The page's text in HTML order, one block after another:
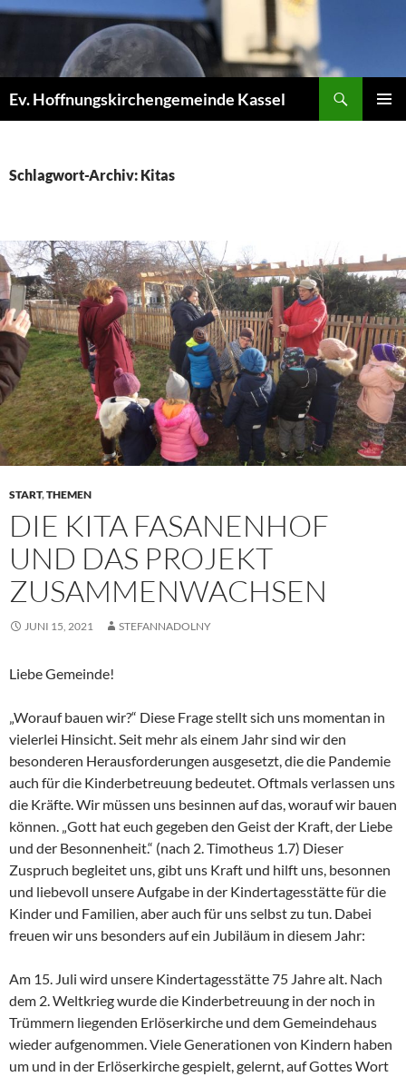
Zum
Ev. Hoffnungskirchengemeinde Kassel
Schlagwort-Archiv: Kitas
START,THEMEN
DIE KITA FASANENHOF
UND DAS PROJEKT
ZUSAMMENWACHSEN
JUNI 15, 2021 STEFANNADOLNY
Liebe Gemeinde!
„Worauf bauen wir?“ Diese Frage stellt sich uns momentan in
vielerlei Hinsicht. Seit mehr als einem Jahr sind wir den
besonderen Herausforderungen ausgesetzt, die die Pandemie
auch für die Kinderbetreuung bedeutet. Oftmals verlassen uns
die Kräfte. Wir müssen uns besinnen auf das, worauf wir bauen
können. „Gott hat euch gegeben den Geist der Kraft, der Liebe
und der Besonnenheit.“ (nach 2. Timotheus 1.7) Dieser
Zuspruch begleitet uns, gibt uns Kraft und hilft uns, besonnen
und liebevoll unsere Aufgabe in der Kindertagesstätte für die
Kinder und Familien, aber auch für uns selbst zu tun. Dabei
freuen wir uns besonders auf ein Jubiläum in diesem Jahr:
Am 15. Juli wird unsere Kindertagesstätte 75 Jahre alt. Nach
dem 2. Weltkrieg wurde die Kinderbetreuung in der noch in
Trümmern liegenden Erlöserkirche und dem Gemeindehaus
wieder aufgenommen. Viele Generationen von Kindern haben
um und in der Erlöserkirche gespielt, gelernt, auf Gottes Wort